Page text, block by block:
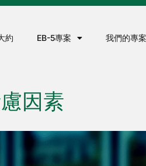
約 EB-5專案 我們的專案
因素